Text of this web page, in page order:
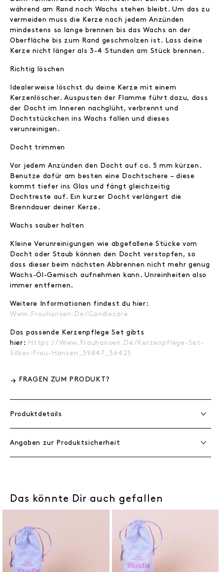
während am Rand noch Wachs stehen bleibt. Um das zu
vermeiden muss die Kerze nach jedem Anzünden
mindestens so lange brennen bis das Wachs an der
Oberfläche bis zum Rand geschmolzen ist. Lass deine
Kerze nicht länger als 3-4 Stunden am Stück brennen.
Richtig löschen
Idealerweise löschst du deine Kerze mit einem
Kerzenlöscher. Auspusten der Flamme führt dazu, dass
der Docht im Inneren nachglüht, verbrennt und
Dochtstückchen ins Wachs fallen und dieses
verunreinigen.
Docht trimmen
Vor jedem Anzünden den Docht auf ca. 5 mm kürzen.
Benutze dafür am besten eine Dochtschere – diese
kommt tiefer ins Glas und fängt gleichzeitig
Dochtreste auf. Ein kurzer Docht verlängert die
Brenndauer deiner Kerze.
Wachs sauber halten
Kleine Verunreinigungen wie abgefallene Stücke vom
Docht oder Staub können den Docht verstopfen, so
dass dieser beim nächsten Abbrennen nicht mehr genug
Wachs-Öl-Gemisch aufnehmen kann. Unreinheiten also
immer entfernen.
Weitere Informationen findest du hier:
Www.frauhansen.de/candlecare
Das passende Kerzenpflege Set gibts
hier:
Https://www.frauhansen.de/kerzenpflege-Set-
Silber-Frau-Hansen_39847_36425
FRAGEN ZUM PRODUKT?
Produktdetails
Angaben zur Produktsicherheit
Das könnte Dir auch gefallen